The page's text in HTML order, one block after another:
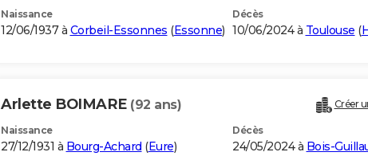
Naissance
12/06/1937 à Corbeil-Essonnes (Essonne)
Décès
10/06/2024 à Toulouse (
Arlette BOIMARE (92 ans) Créer
Naissance
27/12/1931 à Bourg-Achard (Eure)
Décès
24/05/2024 à Bois-